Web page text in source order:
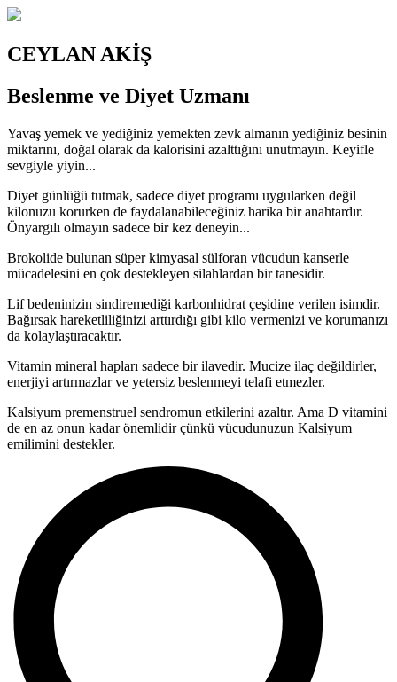
CEYLAN AKİŞ
Beslenme ve Diyet Uzmanı
Yavaş yemek ve yediğiniz yemekten zevk almanın yediğiniz besinin
miktarını, doğal olarak da kalorisini azalttığını unutmayın. Keyifle
sevgiyle yiyin...
Diyet günlüğü tutmak, sadece diyet programı uygularken değil
kilonuzu korurken de faydalanabileceğiniz harika bir anahtardır.
Önyargılı olmayın sadece bir kez deneyin...
Brokolide bulunan süper kimyasal sülforan vücudun kanserle
mücadelesini en çok destekleyen silahlardan bir tanesidir.
Lif bedeninizin sindiremediği karbonhidrat çeşidine verilen isimdir.
Bağırsak hareketliliğinizi arttırdığı gibi kilo vermenizi ve korumanızı
da kolaylaştıracaktır.
Vitamin mineral hapları sadece bir ilavedir. Mucize ilaç değildirler,
enerjiyi artırmazlar ve yetersiz beslenmeyi telafi etmezler.
Kalsiyum premenstruel sendromun etkilerini azaltır. Ama D vitamini
de en az onun kadar önemlidir çünkü vücudunuzun Kalsiyum
emilimini destekler.